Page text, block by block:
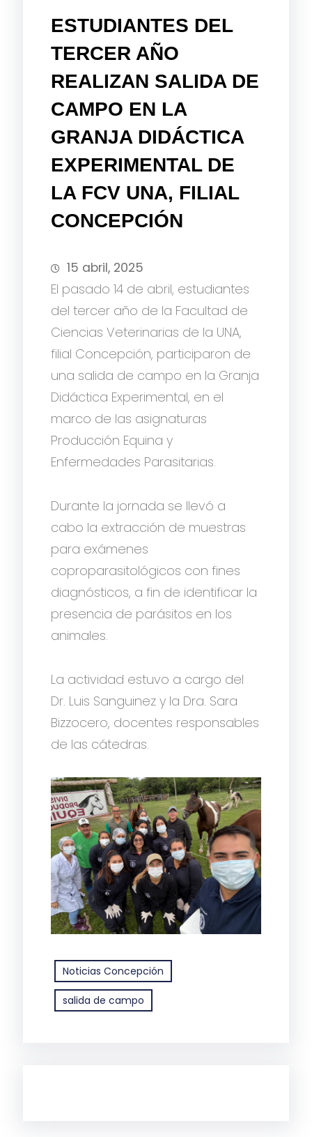
ESTUDIANTES DEL
TERCER AÑO
REALIZAN SALIDA DE
CAMPO EN LA
GRANJA DIDÁCTICA
EXPERIMENTAL DE
LA FCV UNA, FILIAL
CONCEPCIÓN
15 abril, 2025
El pasado 14 de abril, estudiantes
del tercer año de la Facultad de
Ciencias Veterinarias de la UNA,
filial Concepción, participaron de
una salida de campo en la Granja
Didáctica Experimental, en el
marco de las asignaturas
Producción Equina y
Enfermedades Parasitarias.
Durante la jornada se llevó a
cabo la extracción de muestras
para exámenes
coproparasitológicos con fines
diagnósticos, a fin de identificar la
presencia de parásitos en los
animales.
La actividad estuvo a cargo del
Dr. Luis Sanguinez y la Dra. Sara
Bizzocero, docentes responsables
de las cátedras.
Noticias Concepción
salida de campo